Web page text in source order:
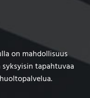
on mahdollisuus
tapahtuvaa